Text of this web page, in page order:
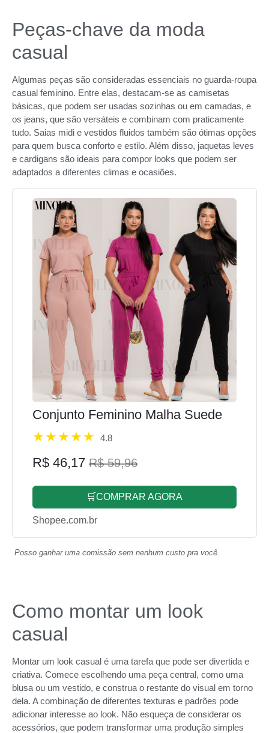
Peças-chave da moda
casual
Algumas peças são consideradas essenciais no guarda-roupa
casual feminino. Entre elas, destacam-se as camisetas
básicas, que podem ser usadas sozinhas ou em camadas, e
os jeans, que são versáteis e combinam com praticamente
tudo. Saias midi e vestidos fluidos também são ótimas opções
para quem busca conforto e estilo. Além disso, jaquetas leves
e cardigans são ideais para compor looks que podem ser
adaptados a diferentes climas e ocasiões.
Conjunto Feminino Malha Suede
4.8
R$ 46,17 R$ 59,96
🛒COMPRAR AGORA
Shopee.com.br
Posso ganhar uma comissão sem nenhum custo pra você.
Como montar um look
casual
Montar um look casual é uma tarefa que pode ser divertida e
criativa. Comece escolhendo uma peça central, como uma
blusa ou um vestido, e construa o restante do visual em torno
dela. A combinação de diferentes texturas e padrões pode
adicionar interesse ao look. Não esqueça de considerar os
acessórios, que podem transformar uma produção simples